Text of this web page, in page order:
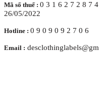
Mã số thuế : 0 3 1 6 2 7 2 8 7
26/05/2022
Hotline : 0 9 0 9 0 9 2 7 0 6
Email :